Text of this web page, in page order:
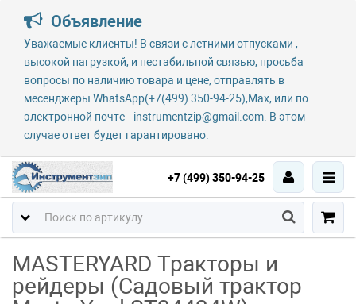
Объявление
Уважаемые клиенты! В связи с летними отпусками ,
высокой нагрузкой, и нестабильной связью, просьба
вопросы по наличию товара и цене, отправлять в
месенджеры WhatsApp(+7(499) 350-94-25),Max, или по
электронной почте-- instrumentzip@gmail.com. В этом
случае ответ будет гарантировано.
+7 (499) 350-94-25
MASTERYARD Тракторы и
рейдеры (Садовый трактор